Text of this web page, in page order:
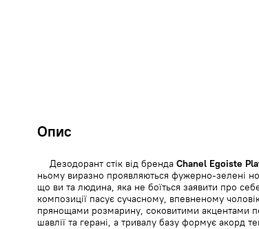
Опис
Дезодорант стік від бренда Chanel Egoiste
ньому виразно проявляються фужерно-зелені
що ви та людина, яка не боїться заявити про
композиції пасує сучасному, впевненому
прянощами розмарину, соковитими акцентами
шавлії та герані, а тривалу базу формує акорд